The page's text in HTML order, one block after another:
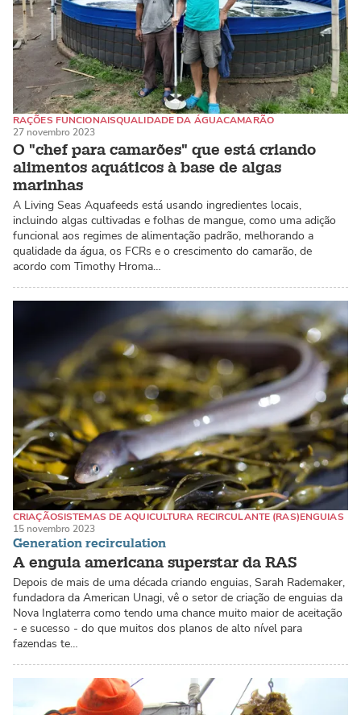
O "chef para camarões" que está criando
alimentos aquáticos à base de algas
marinhas
RAÇÕES FUNCIONAISQUALIDADE DA ÁGUACAMARÃO
27 novembro 2023
A Living Seas Aquafeeds está usando ingredientes locais,
incluindo algas cultivadas e folhas de mangue, como uma adição
funcional aos regimes de alimentação padrão, melhorando a
qualidade da água, os FCRs e o crescimento do camarão, de
acordo com Timothy Hroma…
Generation recirculation
A enguia americana superstar da RAS
CRIAÇÃOSISTEMAS DE AQUICULTURA RECIRCULANTE (RAS)ENGUIAS
15 novembro 2023
Depois de mais de uma década criando enguias, Sarah Rademaker,
fundadora da American Unagi, vê o setor de criação de enguias da
Nova Inglaterra como tendo uma chance muito maior de aceitação
- e sucesso - do que muitos dos planos de alto nível para
fazendas te…